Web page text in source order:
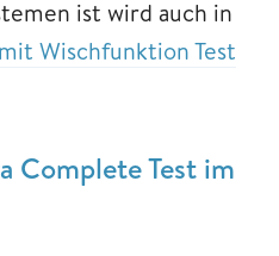
ist wird auch in
Wischfunktion Test
Complete Test im